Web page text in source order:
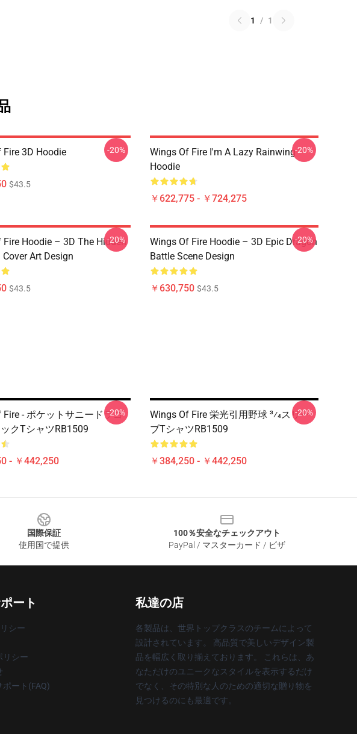
1 / 1
Fire 3D Hoodie
$43.5
-20%
Wings Of Fire I'm A Lazy Rainwing
Hoodie
￥622,775 - ￥724,275
-20%
Fire Hoodie – 3D The Hidden
Art Design
$43.5
-20%
Wings Of Fire Hoodie – 3D Epic Dragon
Battle Scene Design
￥630,750 $43.5
-20%
Fire - ポケットサニードラゴ
クTシャツRB1509
- ￥442,250
-20%
Wings Of Fire 栄光引用野球 3⁄4スリー
ブTシャツRB1509
￥384,250 - ￥442,250
-20%
国際保証
使用国で提供
100％安全なチェックアウト
PayPal / マスターカード / ビザ
ート
シー
リシー
ポート(FAQ)
私達の店
各製品は、世界トップクラスのチームによって
設計されています。 高品質で美しいデザイン製
品を幅広く取り揃えております。 これらは、あ
なただけのユニークなスタイルを表示するだけ
でなく、その特別な人のための適切な贈り物を
見つけるのにも最適です。